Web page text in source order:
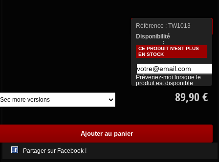
Plus de détails
Référence : TW1013
Disponibilité
:
CE PRODUIT N'EST PLUS
EN STOCK
Prévenez-moi lorsque le
produit est disponible
89,90 €
Partager sur Facebook !